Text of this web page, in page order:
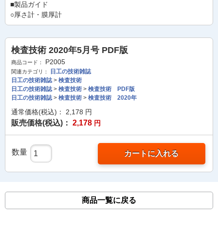
■製品ガイド
○厚さ計・膜厚計
検査技術 2020年5月号 PDF版
商品コード： P2005
関連カテゴリ：
日工の技術雑誌
日工の技術雑誌> 検査技術
日工の技術雑誌> 検査技術 > 検査技術 PDF版
日工の技術雑誌> 検査技術 > 検査技術 2020年
通常価格(税込)： 2,178 円
販売価格(税込)： 2,178 円
数量 カートに入れる
商品一覧に戻る